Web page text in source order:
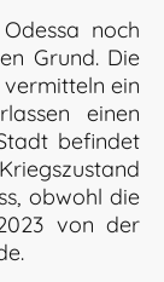
noch
Grund. Die
ein
einen
befindet
obwohl die
von der